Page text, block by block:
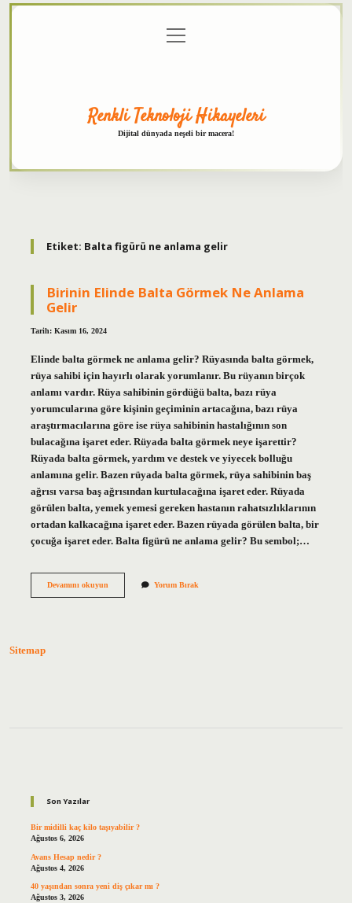
menüyü
aç
Renkli Teknoloji Hikayeleri
Dijital dünyada neşeli bir macera!
Etiket: Balta figürü ne anlama gelir
Birinin Elinde Balta Görmek Ne Anlama
Gelir
Tarih: Kasım 16, 2024
Elinde balta görmek ne anlama gelir? Rüyasında balta görmek,
rüya sahibi için hayırlı olarak yorumlanır. Bu rüyanın birçok
anlamı vardır. Rüya sahibinin gördüğü balta, bazı rüya
yorumcularına göre kişinin geçiminin artacağına, bazı rüya
araştırmacılarına göre ise rüya sahibinin hastalığının son
bulacağına işaret eder. Rüyada balta görmek neye işarettir?
Rüyada balta görmek, yardım ve destek ve yiyecek bolluğu
anlamına gelir. Bazen rüyada balta görmek, rüya sahibinin baş
ağrısı varsa baş ağrısından kurtulacağına işaret eder. Rüyada
görülen balta, yemek yemesi gereken hastanın rahatsızlıklarının
ortadan kalkacağına işaret eder. Bazen rüyada görülen balta, bir
çocuğa işaret eder. Balta figürü ne anlama gelir? Bu sembol;…
Devamını okuyunBirinin
Yorum Bırak
Sitemap
Son Yazılar
Bir midilli kaç kilo taşıyabilir ?
Ağustos 6, 2026
Avans Hesap nedir ?
Ağustos 4, 2026
40 yaşından sonra yeni diş çıkar mı ?
Ağustos 3, 2026